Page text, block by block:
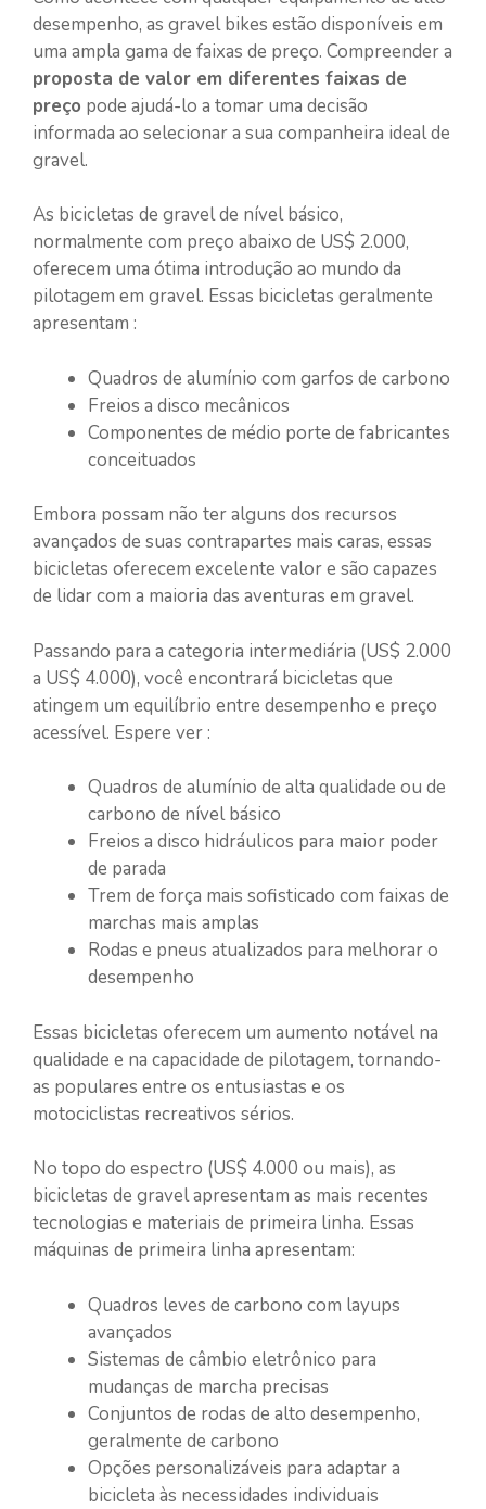
desempenho, as gravel bikes estão disponíveis em
uma ampla gama de faixas de preço. Compreender a
proposta de valor em diferentes faixas de
preço pode ajudá-lo a tomar uma decisão
informada ao selecionar a sua companheira ideal de
gravel.
As bicicletas de gravel de nível básico,
normalmente com preço abaixo de US$ 2.000,
oferecem uma ótima introdução ao mundo da
pilotagem em gravel. Essas bicicletas geralmente
apresentam :
Quadros de alumínio com garfos de carbono
Freios a disco mecânicos
Componentes de médio porte de fabricantes
conceituados
Embora possam não ter alguns dos recursos
avançados de suas contrapartes mais caras, essas
bicicletas oferecem excelente valor e são capazes
de lidar com a maioria das aventuras em gravel.
Passando para a categoria intermediária (US$ 2.000
a US$ 4.000), você encontrará bicicletas que
atingem um equilíbrio entre desempenho e preço
acessível. Espere ver :
Quadros de alumínio de alta qualidade ou de
carbono de nível básico
Freios a disco hidráulicos para maior poder
de parada
Trem de força mais sofisticado com faixas de
marchas mais amplas
Rodas e pneus atualizados para melhorar o
desempenho
Essas bicicletas oferecem um aumento notável na
qualidade e na capacidade de pilotagem, tornando-
as populares entre os entusiastas e os
motociclistas recreativos sérios.
No topo do espectro (US$ 4.000 ou mais), as
bicicletas de gravel apresentam as mais recentes
tecnologias e materiais de primeira linha. Essas
máquinas de primeira linha apresentam:
Quadros leves de carbono com layups
avançados
Sistemas de câmbio eletrônico para
mudanças de marcha precisas
Conjuntos de rodas de alto desempenho,
geralmente de carbono
Opções personalizáveis para adaptar a
bicicleta às necessidades individuais